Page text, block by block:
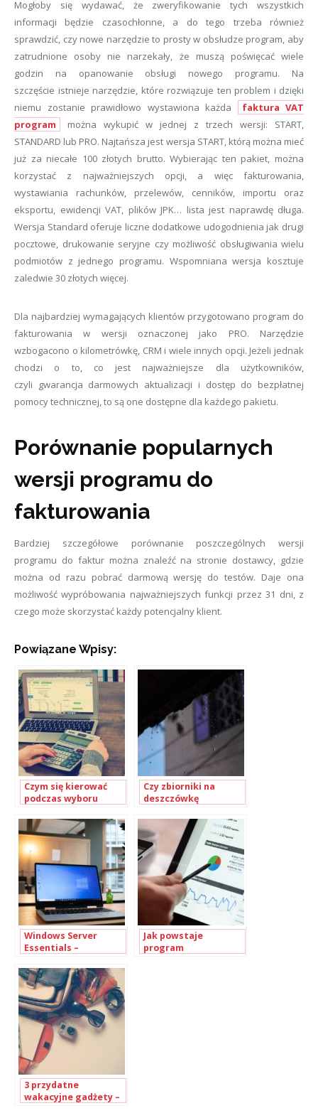
Mogłoby się wydawać, że zweryfikowanie tych wszystkich
informacji będzie czasochłonne, a do tego trzeba również
sprawdzić, czy nowe narzędzie to prosty w obsłudze program, aby
zatrudnione osoby nie narzekały, że muszą poświęcać wiele
godzin na opanowanie obsługi nowego programu. Na
szczęście istnieje narzędzie, które rozwiązuje ten problem i dzięki
niemu zostanie prawidłowo wystawiona każda
faktura VAT
program
można wykupić w jednej z trzech wersji: START,
STANDARD lub PRO. Najtańsza jest wersja START, którą można mieć
już za niecałe 100 złotych brutto. Wybierając ten pakiet, można
korzystać z najważniejszych opcji, a więc fakturowania,
wystawiania rachunków, przelewów, cenników, importu oraz
eksportu, ewidencji VAT, plików JPK… lista jest naprawdę długa.
Wersja Standard oferuje liczne dodatkowe udogodnienia jak drugi
pocztowe, drukowanie seryjne czy możliwość obsługiwania wielu
podmiotów z jednego programu. Wspomniana wersja kosztuje
zaledwie 30 złotych więcej.
Dla najbardziej wymagających klientów przygotowano program do
fakturowania w wersji oznaczonej jako PRO. Narzędzie
wzbogacono o kilometrówkę, CRM i wiele innych opcji. Jeżeli jednak
chodzi o to, co jest najważniejsze dla użytkowników,
czyli gwarancja darmowych aktualizacji i dostęp do bezpłatnej
pomocy technicznej, to są one dostępne dla każdego pakietu.
Porównanie popularnych
wersji programu do
fakturowania
Bardziej szczegółowe porównanie poszczególnych wersji
programu do faktur można znaleźć na stronie dostawcy, gdzie
można od razu pobrać darmową wersję do testów. Daje ona
możliwość wypróbowania najważniejszych funkcji przez 31 dni, z
czego może skorzystać każdy potencjalny klient.
Powiązane Wpisy:
Czym się kierować
podczas wyboru
księgowego?
Czy zbiorniki na
deszczówkę
przydatne?
Windows Server
Essentials –
warto postawić
Jak powstaje
program
3 przydatne
wakacyjne gadżety –